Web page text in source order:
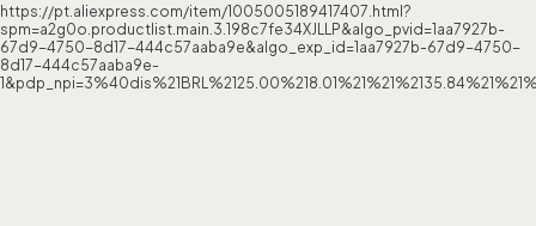
https://pt.aliexpress.com/item/1005005189417407.html?
spm=a2g0o.productlist.main.3.198c7fe34XJLLP&algo_pvid=1aa7927b-
67d9-4750-8d17-444c57aaba9e&algo_exp_id=1aa7927b-67d9-4750-
8d17-444c57aaba9e-